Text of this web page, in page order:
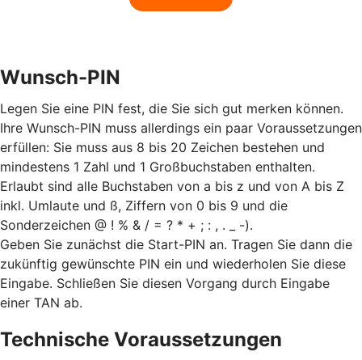
Wunsch-PIN
Legen Sie eine PIN fest, die Sie sich gut merken können.
Ihre Wunsch-PIN muss allerdings ein paar Voraussetzungen
erfüllen: Sie muss aus 8 bis 20 Zeichen bestehen und
mindestens 1 Zahl und 1 Großbuchstaben enthalten.
Erlaubt sind alle Buchstaben von a bis z und von A bis Z
inkl. Umlaute und ß, Ziffern von 0 bis 9 und die
Sonderzeichen @ ! % & / = ? * + ; : , . _ -).
Geben Sie zunächst die Start-PIN an. Tragen Sie dann die
zukünftig gewünschte PIN ein und wiederholen Sie diese
Eingabe. Schließen Sie diesen Vorgang durch Eingabe
einer TAN ab.
Technische Voraussetzungen